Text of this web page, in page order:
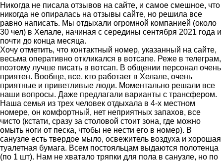
Никогда не писала отзывов на сайте, и самое смешное, что
никогда не опиралась на отзывы сайте, но решила все
равно написать. Мы отдыхали огромной компанией (около
30 чел) в Хелале, начиная с середины сентября 2021 года и
почти до конца месяца.
Хочу отметить, что контактный номер, указанный на сайте,
весьма оперативно откликался в вотсапе. Реже в телеграм,
поэтому лучше писать в вотсап. В общении персонал очень
приятен. Вообще, все, кто работает в Хелале, очень
приятные и приветливые люди. Моментально решали все
наши вопросы. Даже предлагали варианты с трансфером.
Наша семья из трех человек отдыхала в 4-х местном
номере, он комфортный, нет неприятных запахов, все
чисто (кстати, сразу за столовой стоит зона, где можно
омыть ноги от песка, чтобы не нести его в номер). В
санузле есть твердое мыло, освежитель воздуха и хорошая
туалетная бумага. Всем постояльцам выдаются полотенца
(по 1 шт). Нам не хватало тряпки для пола в санузле, но по